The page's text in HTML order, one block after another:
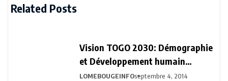
Related Posts
Vision TOGO 2030: Démographie
et Développement humain
durable
LOMEBOUGEINFOseptembre 4, 2014